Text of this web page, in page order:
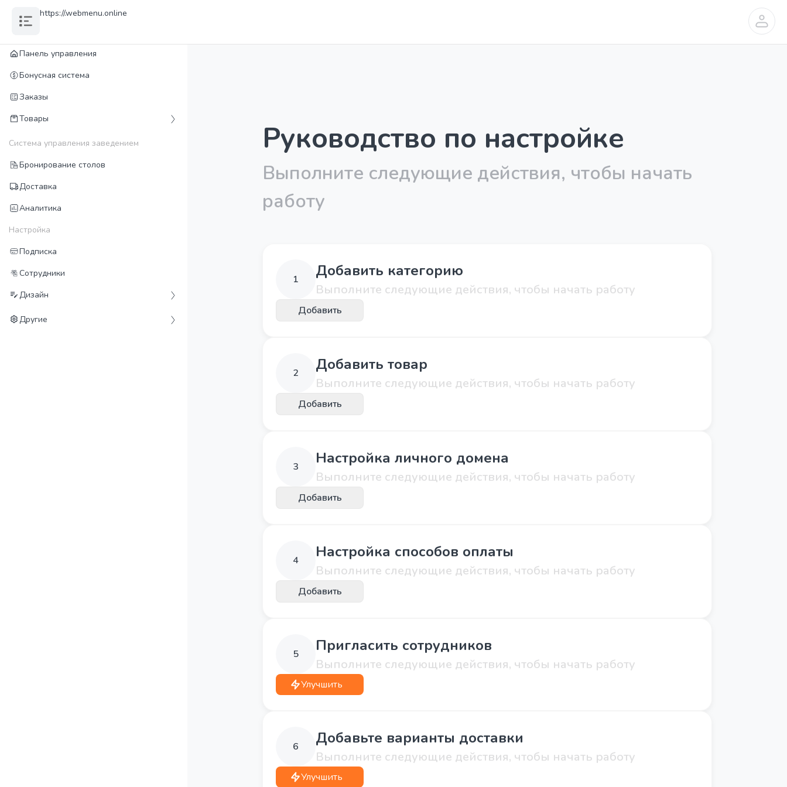
https://.webmenu.online
Панель управления
Бонусная система
Заказы
Товары
Система управления заведением
Бронирование столов
Доставка
Аналитика
Настройка
Подписка
Сотрудники
Дизайн
Другие
Руководство по настройке
Выполните следующие действия, чтобы начать
работу
1 Добавить категорию
Выполните следующие действия, чтобы начать работу
Добавить
2 Добавить товар
Выполните следующие действия, чтобы начать работу
Добавить
3 Настройка личного домена
Выполните следующие действия, чтобы начать работу
Добавить
4 Настройка способов оплаты
Выполните следующие действия, чтобы начать работу
Добавить
5 Пригласить сотрудников
Выполните следующие действия, чтобы начать работу
Улучшить
6 Добавьте варианты доставки
Выполните следующие действия, чтобы начать работу
Улучшить